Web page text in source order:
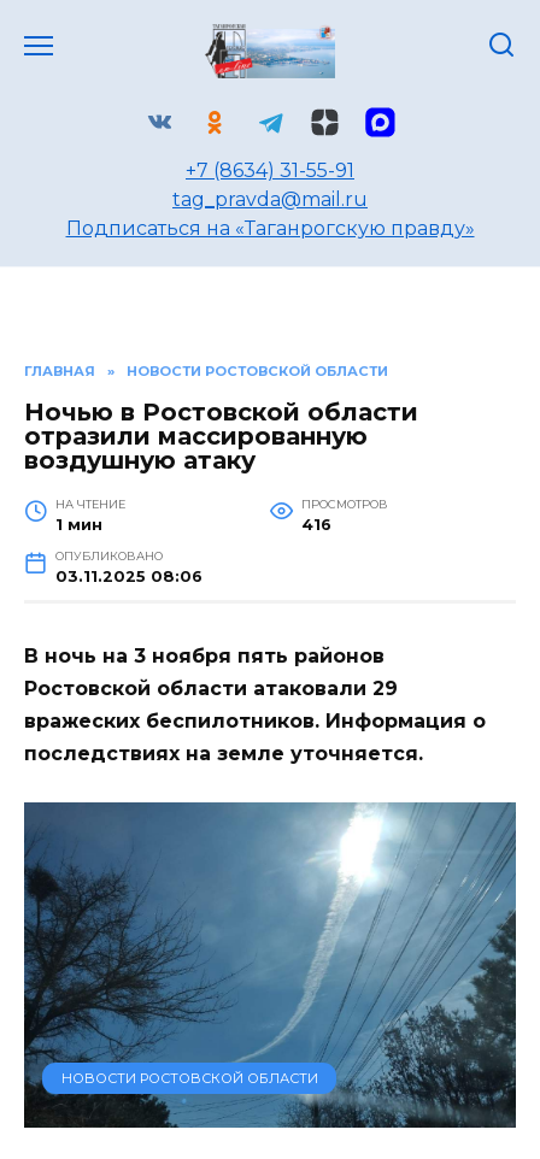
+7 (8634) 31-55-91
tag_pravda@mail.ru
Подписаться на «Таганрогскую правду»
ГЛАВНАЯ » НОВОСТИ РОСТОВСКОЙ ОБЛАСТИ
Ночью в Ростовской области
отразили массированную
воздушную атаку
НА ЧТЕНИЕ
1 мин
ПРОСМОТРОВ
416
ОПУБЛИКОВАНО
03.11.2025 08:06
В ночь на 3 ноября пять районов
Ростовской области атаковали 29
вражеских беспилотников. Информация о
последствиях на земле уточняется.
НОВОСТИ РОСТОВСКОЙ ОБЛАСТИ